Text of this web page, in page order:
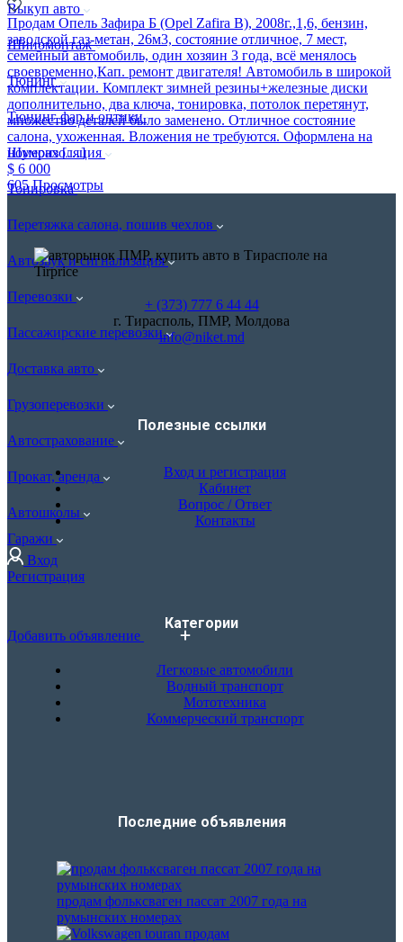
Выкуп авто
Шиномонтаж
Тюнинг
Тюнинг фар и оптики
Шумоизоляция
Тонировка
Перетяжка салона, пошив чехлов
Автозвук и сигнализация
Перевозки
Пассажирские перевозки
Доставка авто
Грузоперевозки
Автострахование
Прокат, аренда
Автошколы
Гаражи
Вход
Регистрация
Добавить объявление
Продам Опель Зафира Б (Opel Zafira B), 2008г.,1,6, бензин,
заводской газ-метан, 26м3, состояние отличное, 7 мест,
семейный автомобиль, один хозяин 3 года, всё менялось
своевременно,Кап. ремонт двигателя! Автомобиль в широкой
комплектации. Комплект зимней резины+железные диски
дополнительно, два ключа, тонировка, потолок перетянут,
множество деталей было заменено. Отличное состояние
салона, ухоженная. Вложения не требуются. Оформлена на
номерах […]
$ 6 000
605 Просмотры
+ (373) 777 6 44 44
г. Тирасполь, ПМР, Молдова
info@niket.md
Полезные ссылки
Вход и регистрация
Кабинет
Вопрос / Ответ
Контакты
Категории
Легковые автомобили
Водный транспорт
Мототехника
Коммерческий транспорт
Последние объявления​
продам фольксваген пассат 2007 года на
румынских номерах